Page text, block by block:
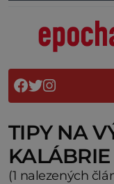
TIPY NA
KALÁBRIE
(1 nalezených